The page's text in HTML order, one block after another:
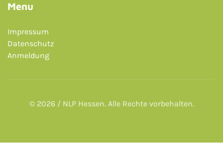
Menu
Impressum
Datenschutz
Anmeldung
© 2026 / NLP Hessen. Alle Rechte vorbehalten.